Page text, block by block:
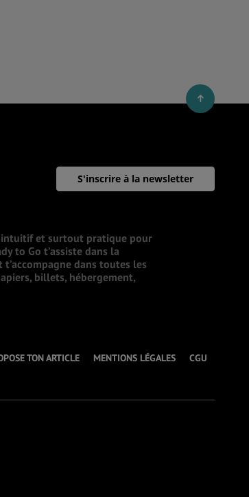
S'inscrire à la newsletter
intuitif et surtout pratique pour
to Go t’assiste dans la
dans toutes les
billets, hébergement,
TON ARTICLE MENTIONS LÉGALES
CGU